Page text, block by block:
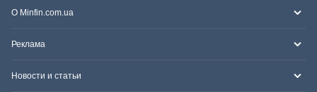
О Minfin.com.ua
Реклама
Новости и статьи